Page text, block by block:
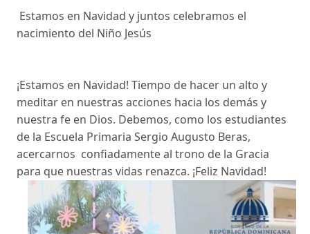
Estamos en Navidad y juntos celebramos el
nacimiento del Niño Jesús
¡Estamos en Navidad! Tiempo de hacer un alto y
meditar en nuestras acciones hacia los demás y
nuestra fe en Dios. Debemos, como los estudiantes
de la Escuela Primaria Sergio Augusto Beras,
acercarnos confiadamente al trono de la Gracia
para que nuestras vidas renazca. ¡Feliz Navidad!